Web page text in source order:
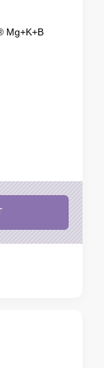
Mg+K+B